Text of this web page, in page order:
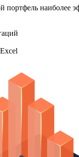
портфель наиболее